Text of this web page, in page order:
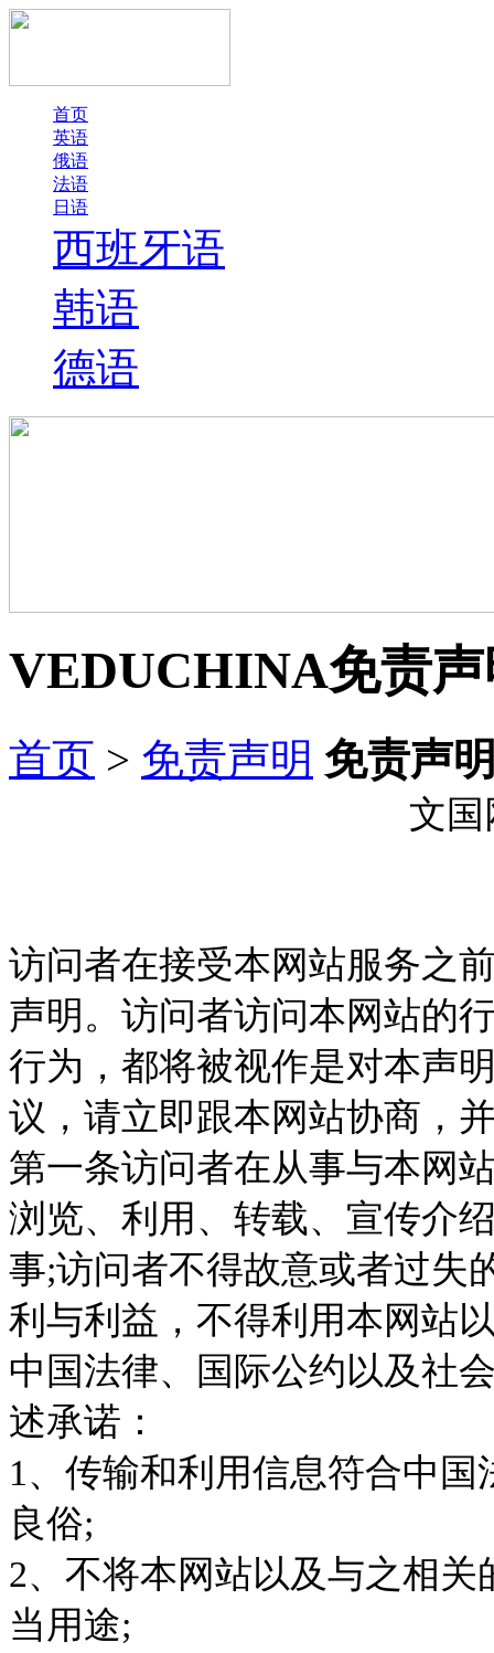
首页
英语
俄语
法语
日语
西班牙语
韩语
德语
VEDUCHINA免责
首页 > 免责声明 免责声
文国
访问者在接受本网站服务之
声明。访问者访问本网站的
行为，都将被视作是对本声
议，请立即跟本网站协商，
第一条访问者在从事与本网
浏览、利用、转载、宣传介
事;访问者不得故意或者过失
利与利益，不得利用本网站
中国法律、国际公约以及社
述承诺：
1、传输和利用信息符合中
良俗;
2、不将本网站以及与之相
当用途;